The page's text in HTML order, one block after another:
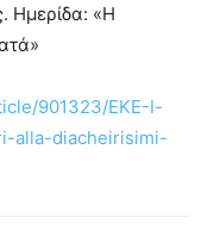
Ημερίδα: «Η
901323/EKE-I-
alla-diacheirisimi-